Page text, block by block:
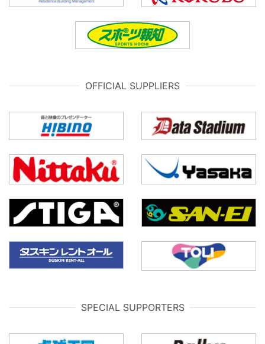
OFFICIAL SUPPLIERS
SPECIAL SUPPORTERS